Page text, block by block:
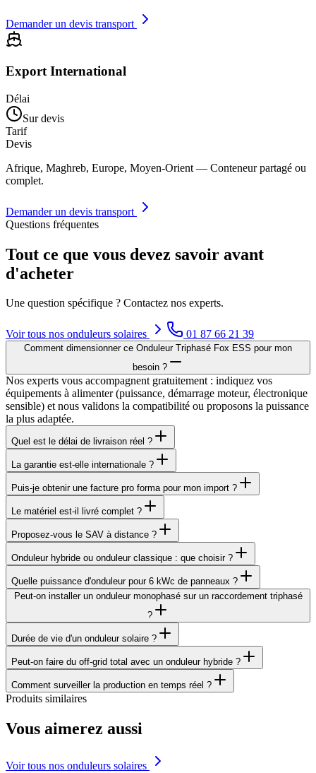
Demander un devis transport
Export International
Délai
Sur devis
Tarif
Devis
Afrique, Maghreb, Europe, Moyen-Orient — Conteneur partagé ou
complet.
Demander un devis transport
Questions fréquentes
Tout ce que vous devez savoir avant
d'acheter
Une question spécifique ? Contactez nos experts.
Voir tous nos onduleurs solaires 01 87 66 21 39
Comment dimensionner ce Onduleur Triphasé Fox ESS pour mon
besoin ?
Nos experts vous accompagnent gratuitement : indiquez vos
équipements à alimenter (puissance, démarrage moteur, électronique
sensible) et nous validons la compatibilité ou proposons la puissance
la plus adaptée.
Quel est le délai de livraison réel ?
La garantie est-elle internationale ?
Puis-je obtenir une facture pro forma pour mon import ?
Le matériel est-il livré complet ?
Proposez-vous le SAV à distance ?
Onduleur hybride ou onduleur classique : que choisir ?
Quelle puissance d'onduleur pour 6 kWc de panneaux ?
Peut-on installer un onduleur monophasé sur un raccordement triphasé
?
Durée de vie d'un onduleur solaire ?
Peut-on faire du off-grid total avec un onduleur hybride ?
Comment surveiller la production en temps réel ?
Produits similaires
Vous aimerez aussi
Voir tous nos onduleurs solaires